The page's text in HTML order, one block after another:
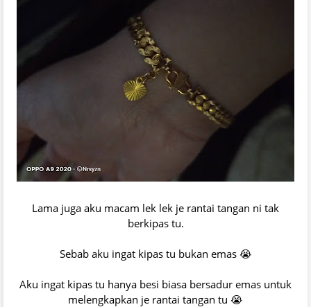
Lama juga aku macam lek lek je rantai tangan ni tak
berkipas tu.
Sebab aku ingat kipas tu bukan emas 😭
Aku ingat kipas tu hanya besi biasa bersadur emas untuk
melengkapkan je rantai tangan tu 😭